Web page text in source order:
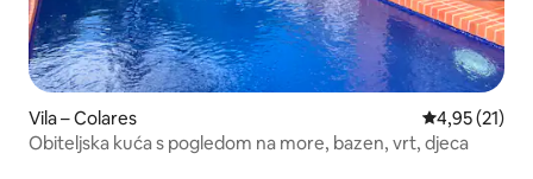
Vila – Colares Prosječna
4,95 (21)
Obiteljska kuća s pogledom na more, bazen, vrt, djeca